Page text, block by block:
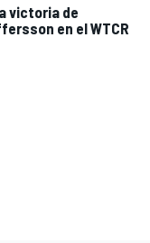
victoria de
en el WTCR